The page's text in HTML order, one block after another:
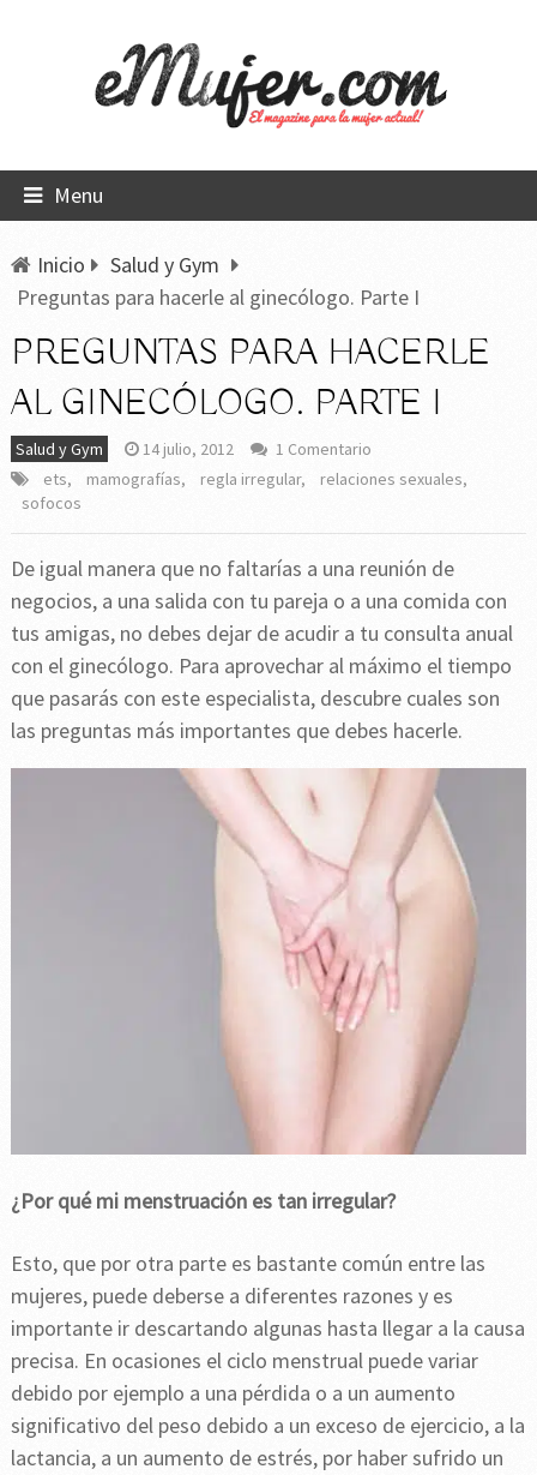
Menu
Inicio
Salud y Gym
Preguntas para hacerle al ginecólogo. Parte I
PREGUNTAS PARA HACERLE
AL GINECÓLOGO. PARTE I
Salud y Gym 14 julio, 2012
1 Comentario
ets, mamografías, regla irregular, relaciones sexuales,
sofocos
De igual manera que no faltarías a una reunión de
negocios, a una salida con tu pareja o a una comida con
tus amigas, no debes dejar de acudir a tu consulta anual
con el ginecólogo. Para aprovechar al máximo el tiempo
que pasarás con este especialista, descubre cuales son
las preguntas más importantes que debes hacerle.
¿Por qué mi menstruación es tan irregular?
Esto, que por otra parte es bastante común entre las
mujeres, puede deberse a diferentes razones y es
importante ir descartando algunas hasta llegar a la causa
precisa. En ocasiones el ciclo menstrual puede variar
debido por ejemplo a una pérdida o a un aumento
significativo del peso debido a un exceso de ejercicio, a la
lactancia, a un aumento de estrés, por haber sufrido un